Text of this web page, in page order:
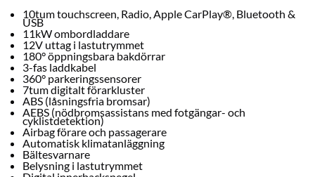
10tum touchscreen, Radio, Apple CarPlay®, Bluetooth &
USB
11kW ombordladdare
12V uttag i lastutrymmet
180° öppningsbara bakdörrar
3-fas laddkabel
360° parkeringssensorer
7tum digitalt förarkluster
ABS (låsningsfria bromsar)
AEBS (nödbromsassistans med fotgängar- och
cyklistdetektion)
Airbag förare och passagerare
Automatisk klimatanläggning
Bältesvarnare
Belysning i lastutrymmet